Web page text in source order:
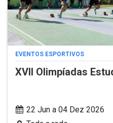
EVENTOS ESPORTIVOS
XVII Olimpíadas
22 Jun a 04 Dez 2026